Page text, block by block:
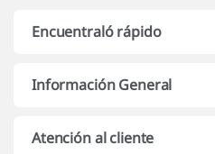
Encuentraló rápido
Información General
Atención al cliente